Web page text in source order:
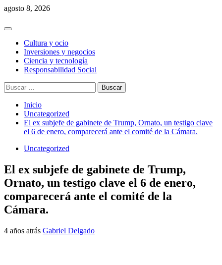
Saltar
contenido
agosto 8, 2026
Menú
principalCultura y ocio
Inversiones y negocios
Ciencia y tecnología
Responsabilidad Social
Buscar:
Inicio
Uncategorized
El ex subjefe de gabinete de Trump, Ornato, un testigo clave
el 6 de enero, comparecerá ante el comité de la Cámara.
Uncategorized
El ex subjefe de gabinete de Trump,
Ornato, un testigo clave el 6 de enero,
comparecerá ante el comité de la
Cámara.
4 años atrás Gabriel Delgado